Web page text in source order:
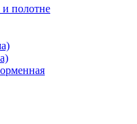
полотне